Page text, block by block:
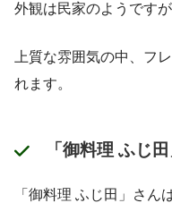
外観は民家のようです
上質な雰囲気の中、フ
れます。
「御料理 ふじ
「御料理 ふじ田」さん